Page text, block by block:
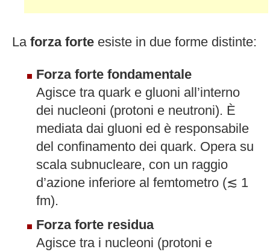
La forza forte esiste in due forme distinte:
Forza forte fondamentale
Agisce tra quark e gluoni all’interno
dei nucleoni (protoni e neutroni). È
mediata dai gluoni ed è responsabile
del confinamento dei quark. Opera su
scala subnucleare, con un raggio
d’azione inferiore al femtometro (≲ 1
fm).
Forza forte residua
Agisce tra i nucleoni (protoni e